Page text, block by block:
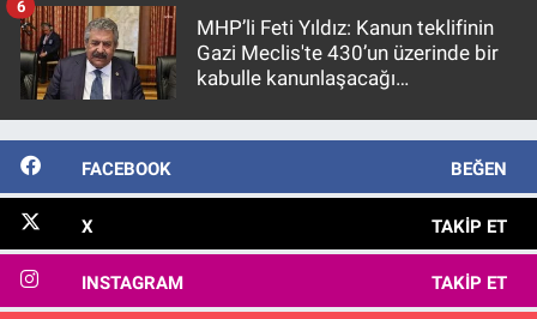
MHP’li Feti Yıldız: Kanun teklifinin
Gazi Meclis'te 430’un üzerinde bir
kabulle kanunlaşacağı
6
FACEBOOK BEĞEN
X TAKIP ET
INSTAGRAM TAKIP ET